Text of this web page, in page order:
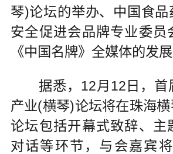
琴)论坛的举办、中国食品
安全促进会品牌专业委员
《中国名牌》全媒体的发
据悉，12月12日，首
产业(横琴)论坛将在珠海横
论坛包括开幕式致辞、主
对话等环节，与会嘉宾